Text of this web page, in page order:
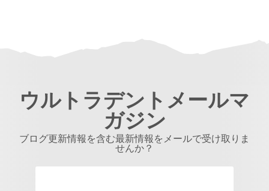
ウルトラデントメールマ
ガジン
ブログ更新情報を含む最新情報をメールで受け取りま
せんか？